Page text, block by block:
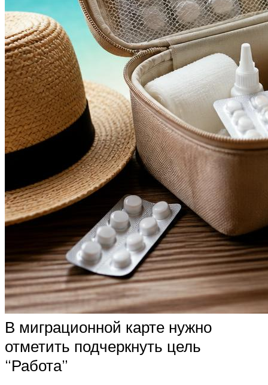
В миграционной карте нужно
отметить подчеркнуть цель
“Работа”